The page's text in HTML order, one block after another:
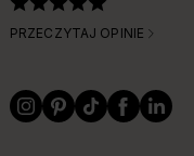
PRZECZYTAJ OPINIE